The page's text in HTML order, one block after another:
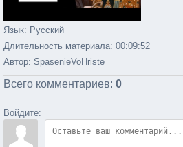
Язык: Русский
Длительность материала: 00:09:52
Автор: SpasenieVoHriste
Всего комментариев: 0
Войдите: